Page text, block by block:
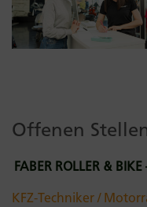
Offenen
FABER ROLLER &
KFZ-Techniker /